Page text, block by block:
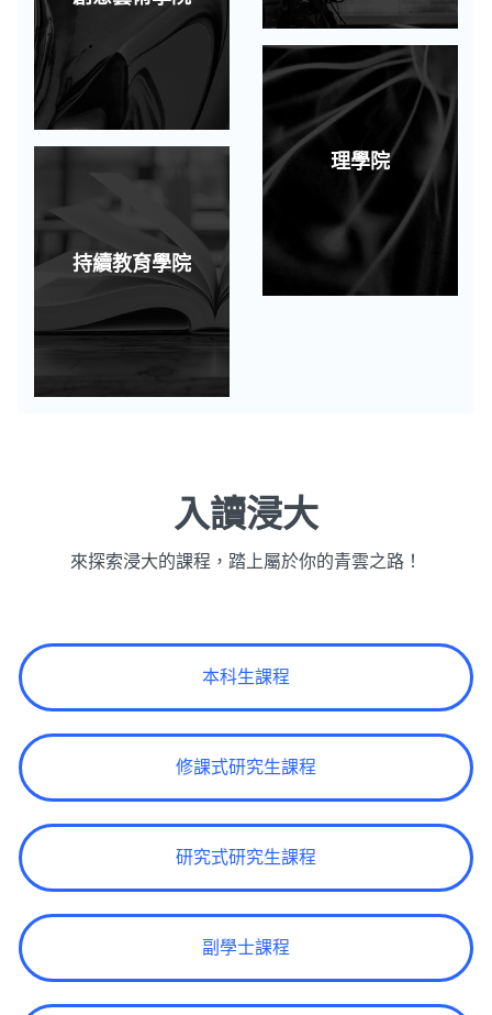
持續教育學院
理學院
入讀浸大
來探索浸大的課程，踏上屬於你的青雲之路！
本科生課程
修課式研究生課程
研究式研究生課程
副學士課程